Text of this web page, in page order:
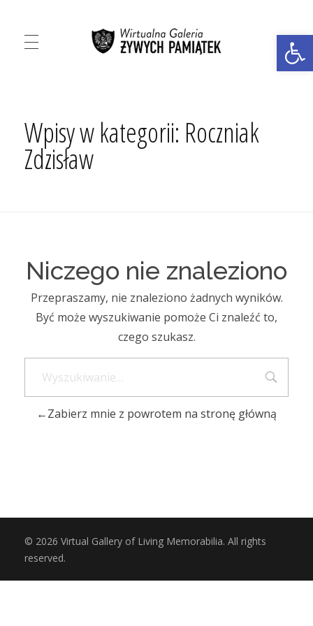
Wpisy w kategorii: Roczniak
Zdzisław
Niczego nie znaleziono
Przepraszamy, nie znaleziono żadnych wyników.
Być może wyszukiwanie pomoże Ci znaleźć to,
czego szukasz.
Zabierz mnie z powrotem na stronę główną
© 2026 Virtual Gallery of Living Memorabilia. All rights
reserved.